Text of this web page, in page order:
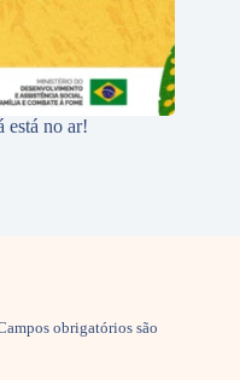
está no ar!
obrigatórios são